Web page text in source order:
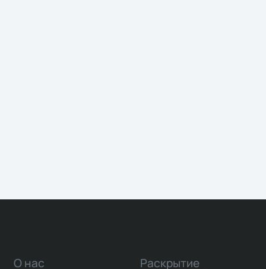
О нас Раскрытие